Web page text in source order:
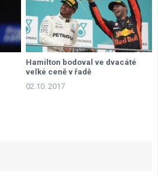
Hamilton bodoval ve dvacáté
velké ceně v řadě
02.10. 2017